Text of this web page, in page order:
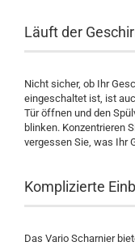
Läuft der
Nicht sicher, ob Ihr
eingeschaltet ist, ist
Tür öffnen und den
blinken. Konzentrieren
vergessen Sie, was Ihr
Komplizierte
Das Vario Scharnier